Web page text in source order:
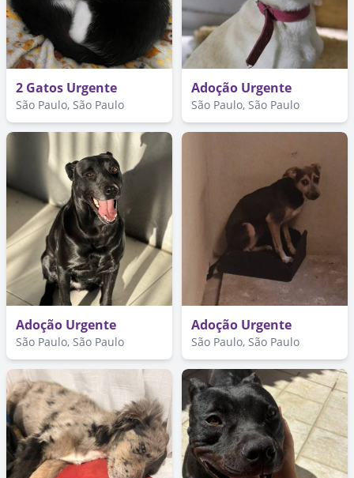
2 Gatos Urgente
São Paulo, São Paulo
Adoção Urgente
São Paulo, São Paulo
Adoção Urgente
São Paulo, São Paulo
Adoção Urgente
São Paulo, São Paulo